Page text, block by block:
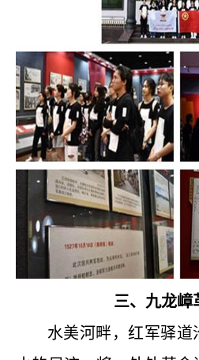
三、九龙嶂
水美河畔，红军驿